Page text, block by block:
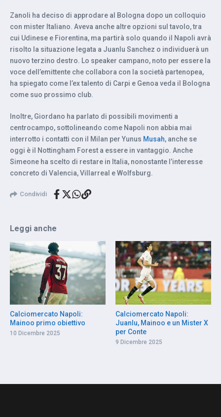
Zanoli ha deciso di approdare al Bologna dopo un colloquio
con mister Italiano. Aveva anche altre opzioni sul tavolo, tra
cui Udinese e Fiorentina, ma partirà solo quando il Napoli avrà
risolto la situazione legata a Juanlu Sanchez o individuerà un
nuovo terzino destro. Lo speaker campano, noto per essere la
voce dell’emittente che collabora con la società partenopea,
ha spiegato come l’ex talento di Carpi e Genoa veda il Bologna
come suo prossimo club.
Inoltre, Giordano ha parlato di possibili movimenti a
centrocampo, sottolineando come Napoli non abbia mai
interrotto i contatti con il Milan per Yunus Musah, anche se
oggi è il Nottingham Forest a essere in vantaggio. Anche
Simeone ha scelto di restare in Italia, nonostante l’interesse
concreto di Valencia, Villarreal e Wolfsburg.
Condividi
Leggi anche
Calciomercato Napoli:
Mainoo primo obiettivo
10 Dicembre 2025
Calciomercato Napoli:
Juanlu, Mainoo e un Mister X
per Conte
9 Dicembre 2025